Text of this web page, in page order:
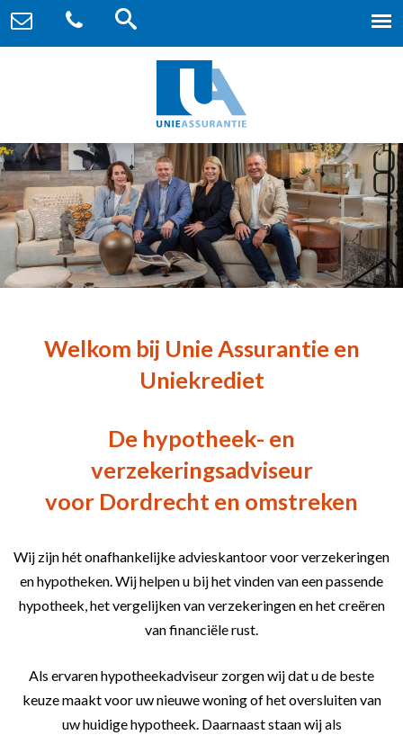
Welkom bij Unie Assurantie en
Uniekrediet
De hypotheek- en
verzekeringsadviseur
voor Dordrecht en omstreken
Wij zijn hét onafhankelijke advieskantoor voor verzekeringen
en hypotheken. Wij helpen u bij het vinden van een passende
hypotheek, het vergelijken van verzekeringen en het creëren
van financiële rust.
Als ervaren hypotheekadviseur zorgen wij dat u de beste
keuze maakt voor uw nieuwe woning of het oversluiten van
uw huidige hypotheek. Daarnaast staan wij als